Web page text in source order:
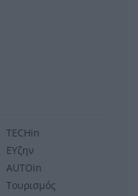
TECHin
ΕΥζην
AUTOin
Τουρισμός